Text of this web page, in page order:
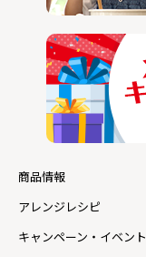
商品情報
アレンジレシピ
キャンペーン・イベント